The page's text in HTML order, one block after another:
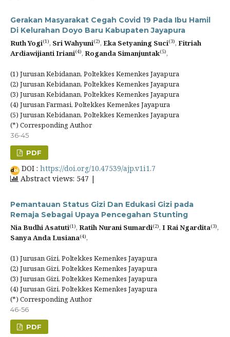
Gerakan Masyarakat Cegah Covid 19 Pada Ibu Hamil
Di Kelurahan Doyo Baru Kabupaten Jayapura
Ruth Yogi(1), Sri Wahyuni(2), Eka Setyaning Suci(3), Fitriah
Ardiawijianti Iriani(4), Roganda Simanjuntak(5),
(1) Jurusan Kebidanan, Poltekkes Kemenkes Jayapura
(2) Jurusan Kebidanan, Poltekkes Kemenkes Jayapura
(3) Jurusan Kebidanan, Poltekkes Kemenkes Jayapura
(4) Jurusan Farmasi, Poltekkes Kemenkes Jayapura
(5) Jurusan Kebidanan, Poltekkes Kemenkes Jayapura
(*) Corresponding Author
36-45
PDF
DOI : https://doi.org/10.47539/ajp.v1i1.7
Abstract views: 547 |
Pemantauan Status Gizi Dan Edukasi Gizi pada
Remaja Sebagai Upaya Pencegahan Stunting
Nia Budhi Asatuti(1), Ratih Nurani Sumardi(2), I Rai Ngardita(3),
Sanya Anda Lusiana(4),
(1) Jurusan Gizi, Poltekkes Kemenkes Jayapura
(2) Jurusan Gizi, Poltekkes Kemenkes Jayapura
(3) Jurusan Gizi, Poltekkes Kemenkes Jayapura
(4) Jurusan Gizi, Poltekkes Kemenkes Jayapura
(*) Corresponding Author
46-56
PDF